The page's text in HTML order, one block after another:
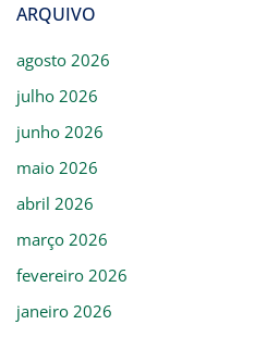
ARQUIVO
agosto 2026
julho 2026
junho 2026
maio 2026
abril 2026
março 2026
fevereiro 2026
janeiro 2026